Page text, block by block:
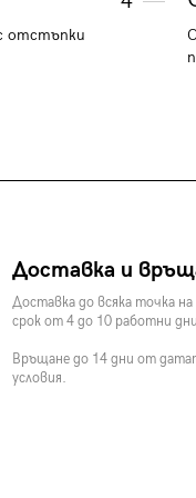
отстъпки
Доставка и
Доставка до всяка точка
срок от 4 до 10 работни
Връщане до 14 дни от
условия.